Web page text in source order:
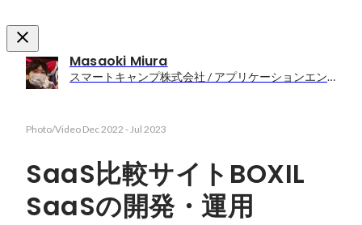
Masaoki Miura
スマートキャンプ株式会社 / アプリケーションエンジニア（Rails）
Photo/Video Dec 2022 -Jul 2023
SaaS比較サイトBOXIL
SaaSの開発・運用